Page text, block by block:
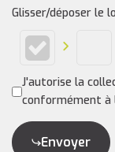
Glisser/déposer le
J'autorise la
conformément à
Envoyer